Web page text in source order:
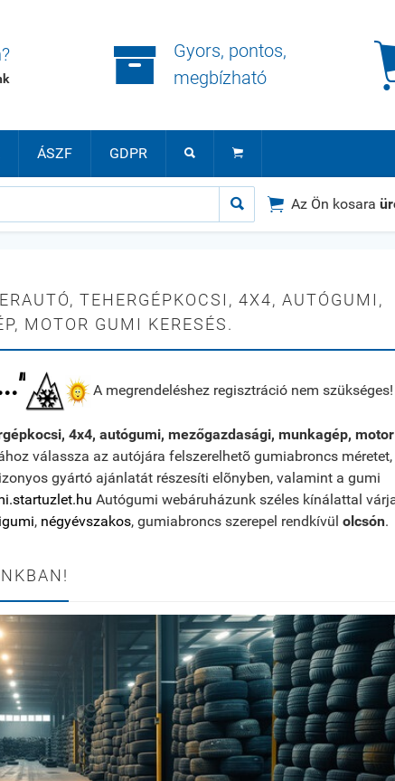

Gyors, pontos,
megbízható
ÁSZF GDPR  
  Az Ön kosara
TEHERGÉPKOCSI, 4X4, AUTÓGUMI,
MOTOR GUMI KERESÉS.
A megrendeléshez regisztráció nem szükséges!
4x4, autógumi, mezőgazdasági, munkagép, motor
válassza az autójára felszerelhetõ gumiabroncs méretet,
gyártó ajánlatát részesíti elõnyben, valamint a gumi
Autógumi webáruházunk széles kínálattal
, négyévszakos, gumiabroncs szerepel rendkívül olcsón.